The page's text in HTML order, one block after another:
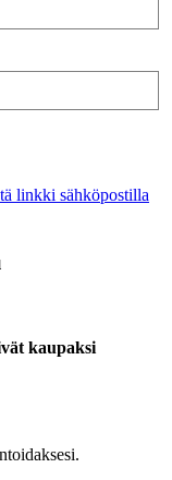
linkki sähköpostilla
kaupaksi